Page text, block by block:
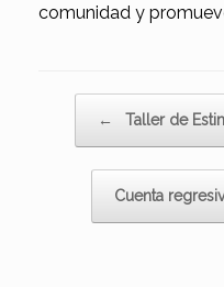
comunidad y
← Taller de
Cuenta